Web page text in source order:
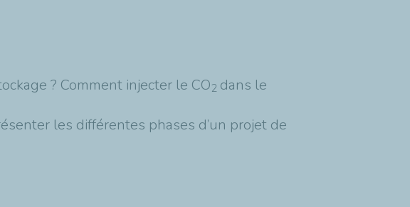
? Comment injecter le CO2 dans le
les différentes phases d’un projet de